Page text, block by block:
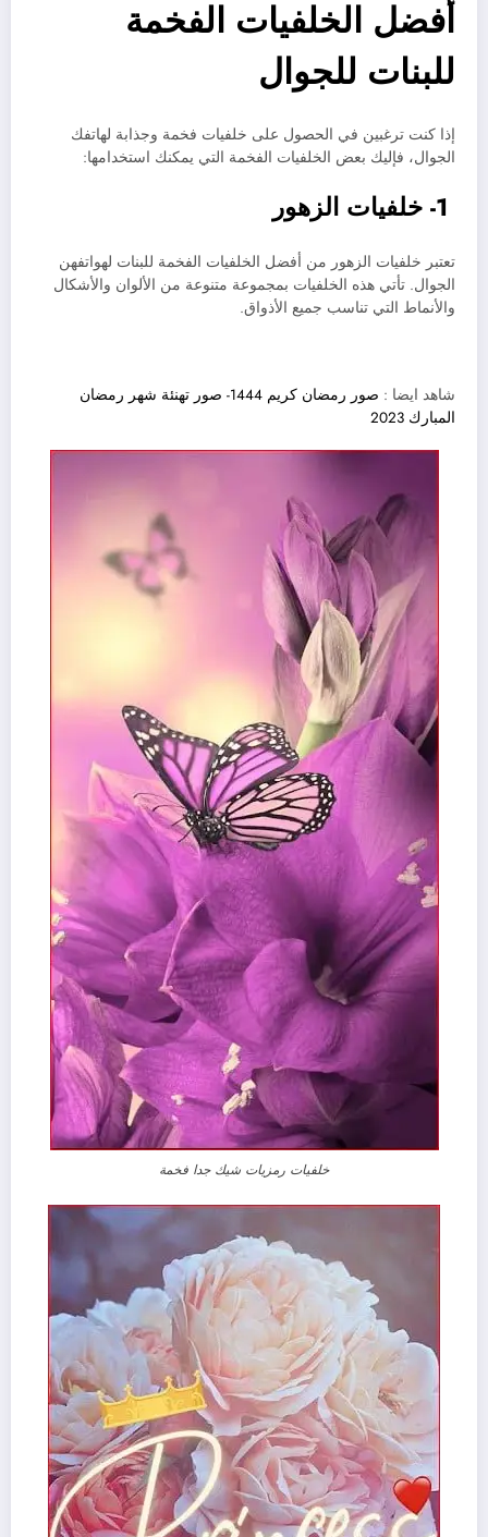
أفضل الخلفيات الفخمة
للبنات للجوال
إذا كنت ترغبين في الحصول على خلفيات فخمة وجذابة لهاتفك
الجوال، فإليك بعض الخلفيات الفخمة التي يمكنك استخدامها:
تعتبر خلفيات الزهور من أفضل الخلفيات الفخمة للبنات لهواتفهن
الجوال. تأتي هذه الخلفيات بمجموعة متنوعة من الألوان والأشكال
والأنماط التي تناسب جميع الأذواق.
شاهد ايضا :
صور رمضان كريم 1444- صور تهنئة شهر رمضان
المبارك 2023
خلفيات رمزيات شيك جدا فخمة